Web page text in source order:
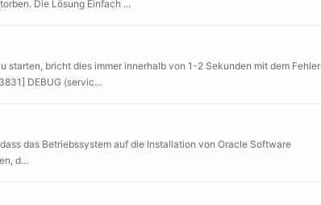
Die Lösung Einfach ...
starten, bricht dies immer innerhalb von 1-2 Sekunden mit dem Fehler
DEBUG (servic...
das Betriebssystem auf die Installation von Oracle Software
d...